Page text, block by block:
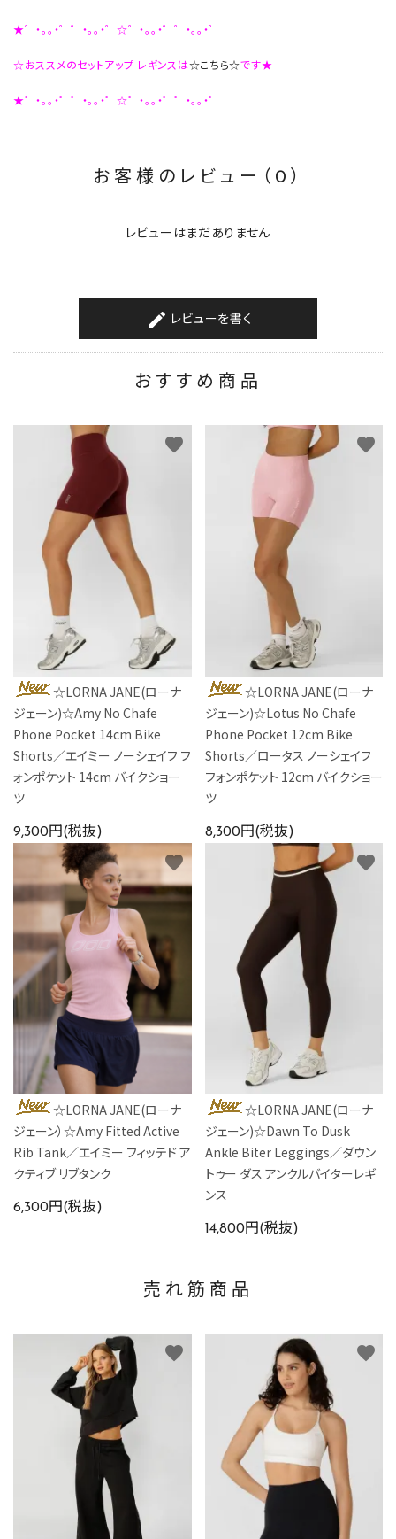
★゜・。。・゜゜・。。・゜☆゜・。。・゜゜・。。・゜
☆おススメのセットアップ レギンスは☆こちら☆です★
★゜・。。・゜゜・。。・゜☆゜・。。・゜゜・。。・゜
お客様のレビュー（0）
レビューはまだありません
create レビューを書く
おすすめ商品
☆LORNA JANE(ローナ
ジェーン)☆Amy No Chafe
Phone Pocket 14cm Bike
Shorts／エイミー ノーシェイフ フ
ォンポケット 14cm バイクショー
ツ
9,300円(税抜)
favorite
☆LORNA JANE(ローナ
ジェーン)☆Lotus No Chafe
Phone Pocket 12cm Bike
Shorts／ロータス ノーシェイフ
フォンポケット 12cm バイクショー
ツ
8,300円(税抜)
favorite
☆LORNA JANE(ローナ
ジェーン）☆Amy Fitted Active
Rib Tank／エイミー フィッテド ア
クティブ リブタンク
6,300円(税抜)
favorite
☆LORNA JANE(ローナ
ジェーン)☆Dawn To Dusk
Ankle Biter Leggings／ダウン
トゥー ダス アンクルバイターレギ
ンス
14,800円(税抜)
favorite
売れ筋商品
favorite favorite